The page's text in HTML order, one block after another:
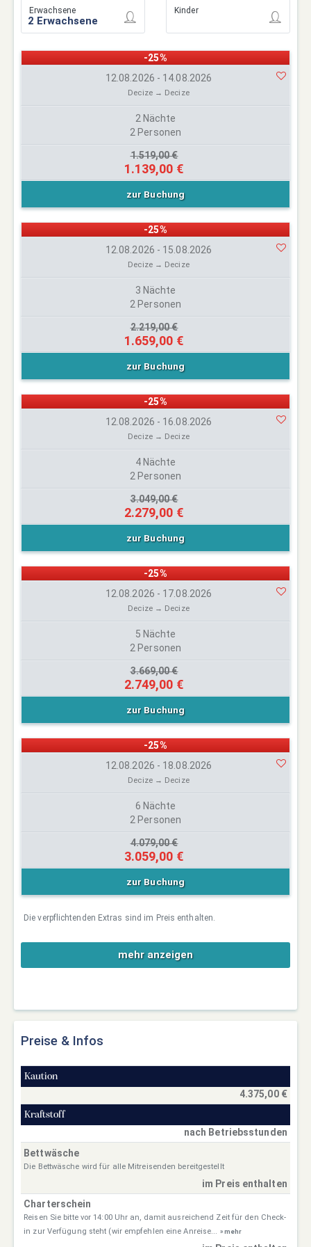
Erwachsene Kinder
-25%
12.08.2026 - 14.08.2026
Decize → Decize
2 Nächte
2 Personen
1.519,00 €
1.139,00 €
zur Buchung
-25%
12.08.2026 - 15.08.2026
Decize → Decize
3 Nächte
2 Personen
2.219,00 €
1.659,00 €
zur Buchung
-25%
12.08.2026 - 16.08.2026
Decize → Decize
4 Nächte
2 Personen
3.049,00 €
2.279,00 €
zur Buchung
-25%
12.08.2026 - 17.08.2026
Decize → Decize
5 Nächte
2 Personen
3.669,00 €
2.749,00 €
zur Buchung
-25%
12.08.2026 - 18.08.2026
Decize → Decize
6 Nächte
2 Personen
4.079,00 €
3.059,00 €
zur Buchung
Die verpflichtenden Extras sind im Preis enthalten.
mehr anzeigen
Preise & Infos
Kaution
4.375,00 €
Kraftstoff
nach Betriebsstunden
Bettwäsche
Die Bettwäsche wird für alle Mitreisenden bereitgestellt
im Preis enthalten
Charterschein
Reisen Sie bitte vor 14:00 Uhr an, damit ausreichend Zeit für den Check-
in zur Verfügung steht (wir empfehlen eine Anreise... » mehr